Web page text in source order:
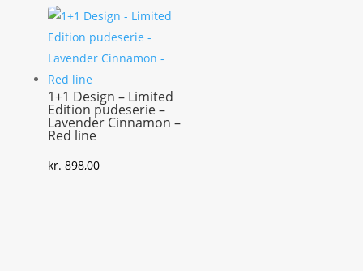
1+1 Design – Limited
Edition pudeserie –
Lavender Cinnamon –
Red line
kr. 898,00